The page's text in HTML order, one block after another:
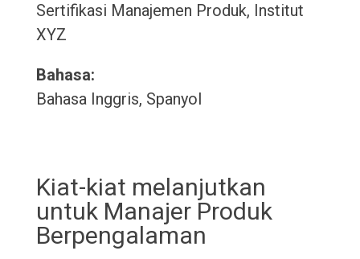
Sertifikasi Manajemen Produk, Institut
XYZ
Bahasa:
Bahasa Inggris, Spanyol
Kiat-kiat melanjutkan
untuk Manajer Produk
Berpengalaman